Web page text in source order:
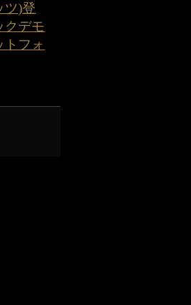
ツ)登
クデモ
トフォ